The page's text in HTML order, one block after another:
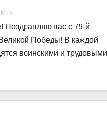
Поздравляю вас с 79-й
Победы! В каждой
воинскими и трудовыми